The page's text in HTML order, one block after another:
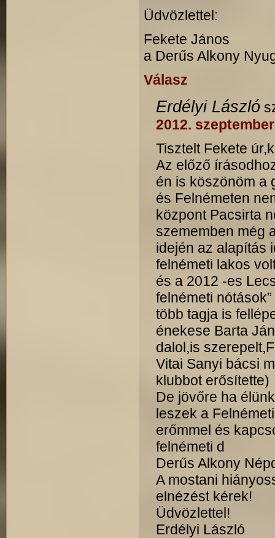
Üdvözlettel:
Fekete János
a Derűs Alkony
Válasz
Erdélyi László
2012.
Tisztelt Fekete
Az előző
én is köszönöm a
és Felnémeten
központ Pacsirta
szememben még
idején az alapítás
felnémeti lakos
és a 2012 -es
felnémeti
több tagja is
énekese Barta
dalol,is
Vitai Sanyi bácsi
klubbot erősítette)
De jövőre ha
leszek a
erőmmel és
felnémeti d
Derűs Alkony
A mostani
elnézést kérek!
Üdvözlettel!
Erdélyi László